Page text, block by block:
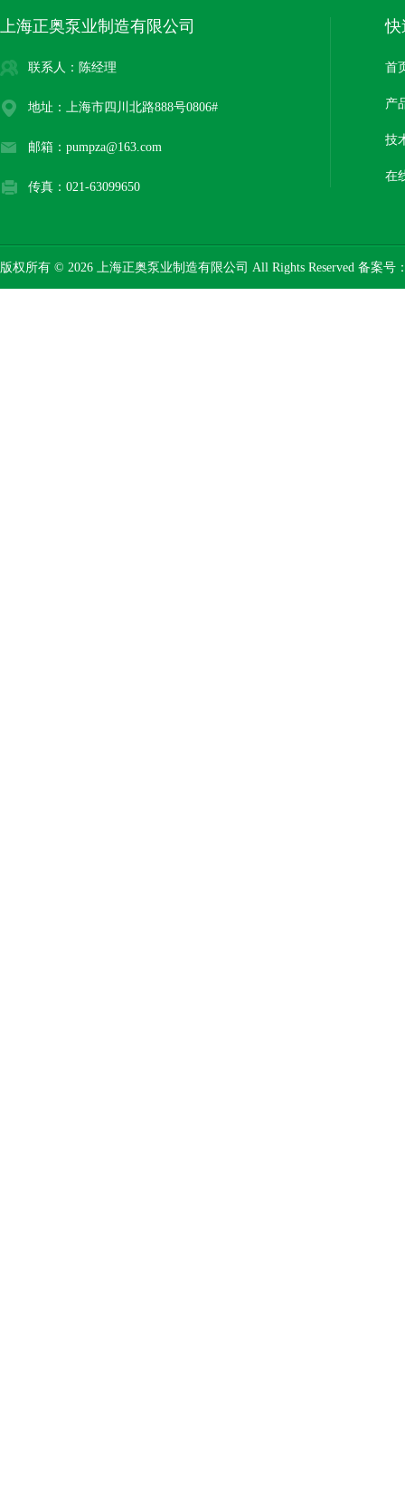
上海正奥泵业制造有限公司
联系人：陈经理
地址：上海市四川北路888号0806#
邮箱：pumpza@163.com
传真：021-63099650
快
首
产
技
在
版权所有 © 2026 上海正奥泵业制造有限公司 All Rights Reserved 备案号